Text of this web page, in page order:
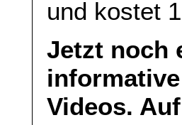
und kostet
Jetzt noch
Videos.